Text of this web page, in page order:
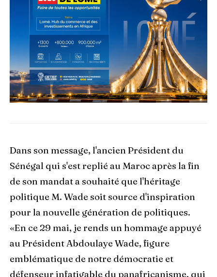
Dans son message, l'ancien Président du
Sénégal qui s'est replié au Maroc après la fin
de son mandat a souhaité que l'héritage
politique M. Wade soit source d'inspiration
pour la nouvelle génération de politiques.
«En ce 29 mai, je rends un hommage appuyé
au Président Abdoulaye Wade, figure
emblématique de notre démocratie et
défenseur infatigable du panafricanisme, qui